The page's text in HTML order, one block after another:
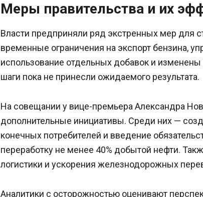
Меры правительства и их
Власти предприняли ряд экстренных мер для
временные ограничения на экспорт бензина,
использование отдельных добавок и
шаги пока не принесли ожидаемого результата.
На совещании у вице-премьера Александра
дополнительные инициативы. Среди них —
конечных потребителей и введение
переработку не менее 40% добытой нефти.
логистики и ускорения железнодорожных
Аналитики с осторожностью оценивают